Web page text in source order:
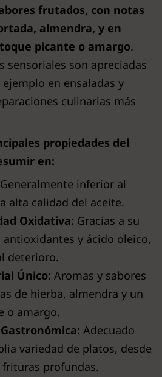
frutados, con notas
almendra, y en
picante o amargo.
sensoriales son apreciadas
en ensaladas y
culinarias más
propiedades del
en:
Generalmente inferior al
alta calidad del aceite.
Oxidativa: Gracias a su
y ácido oleico,
deterioro.
Único: Aromas y sabores
de hierba, almendra y un
o amargo.
Adecuado
variedad de platos, desde
profundas.